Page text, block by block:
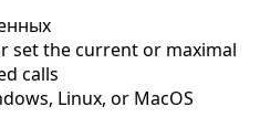
set the current or maximal
calls
Linux, or MacOS